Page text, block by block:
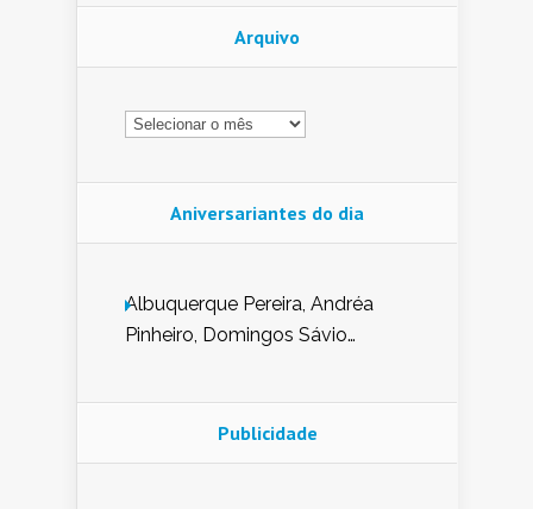
Arquivo
Arquivo
Aniversariantes do dia
Albuquerque Pereira, Andréa
Pinheiro, Domingos Sávio
Nunes de Sena, Fátima Peixoto,
Glória Pereira, Kátia Mesel,
Publicidade